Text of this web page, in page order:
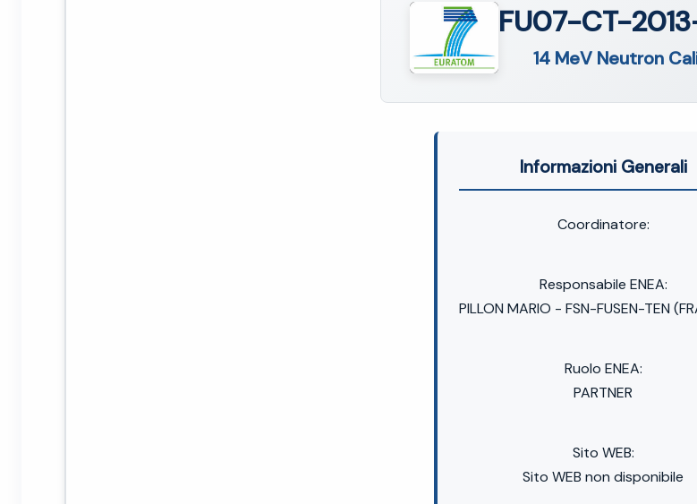
FU07-CT-
14 MeV Neutron
Informazioni Generali
Coordinatore:
Responsabile ENEA:
PILLON MARIO - FSN-FUSEN-TEN
Ruolo ENEA:
PARTNER
Sito WEB:
Sito WEB non disponibile